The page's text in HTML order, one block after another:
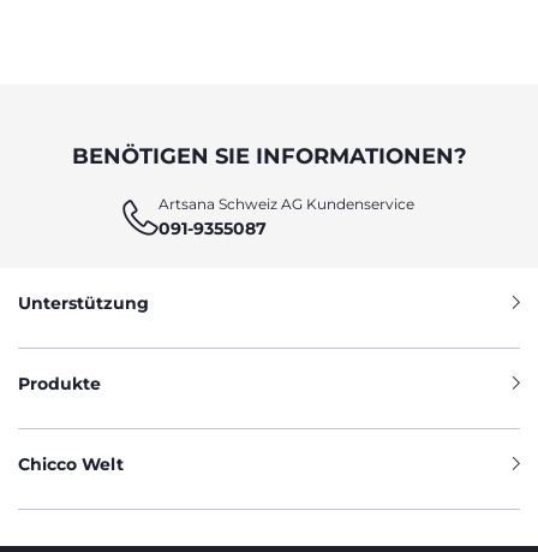
BENÖTIGEN SIE INFORMATIONEN?
Artsana Schweiz AG Kundenservice
091-9355087
Unterstützung
Produkte
Chicco Welt